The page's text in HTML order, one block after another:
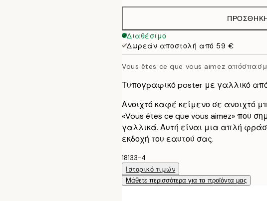
50x70 cm
Διαθέσιμο
Δωρεάν αποστολή από 59 €
Vous êtes ce que vous aimez
Τυπογραφικό poster με γαλλικό
Ανοιχτό καφέ κείμενο σε ανοιχτό
«Vous êtes ce que vous aimez» που
γαλλικά. Αυτή είναι μια απλή
εκδοχή του εαυτού σας.
18133-4
Ιστορικό τιμών
Μάθετε περισσότερα για τα προϊόντα μας